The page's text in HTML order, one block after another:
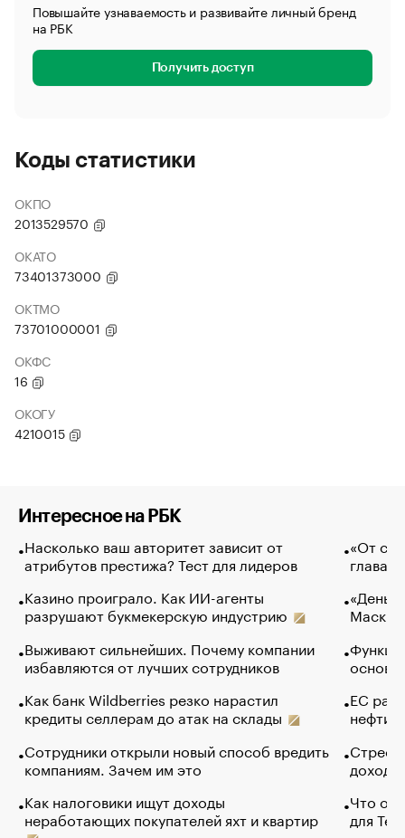
Повышайте узнаваемость и развивайте личный бренд
на РБК
Получить доступ
Коды статистики
ОКПО
2013529570
ОКАТО
73401373000
ОКТМО
73701000001
ОКФС
16
ОКОГУ
4210015
Интересное на РБК
Насколько ваш авторитет зависит от
атрибутов престижа? Тест для лидеров
Казино проиграло. Как ИИ-агенты
разрушают букмекерскую индустрию
Выживают сильнейших. Почему компании
избавляются от лучших сотрудников
Как банк Wildberries резко нарастил
кредиты селлерам до атак на склады
Сотрудники открыли новый способ вредить
компаниям. Зачем им это
Как налоговики ищут доходы
неработающих покупателей яхт и квартир
«От
глава
Маск в
основ
ЕС
нефти
Что
для